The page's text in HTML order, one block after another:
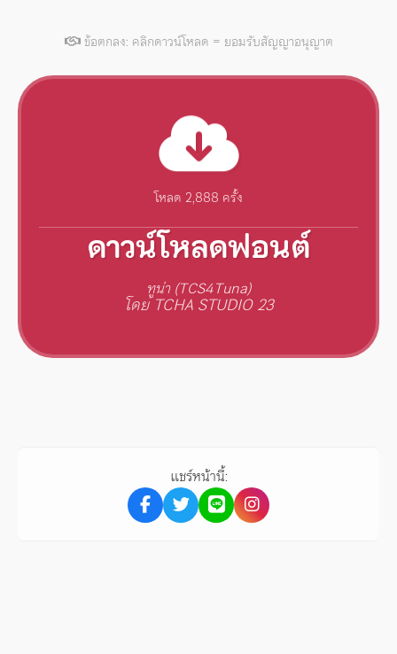
ข้อตกลง: คลิกดาวน์โหลด = ยอมรับสัญญาอนุญาต
โหลด 2,888 ครั้ง
ดาวน์โหลดฟอนต์
ทูน่า (TCS4Tuna)
โดย TCHA STUDIO 23
แชร์หน้านี้: